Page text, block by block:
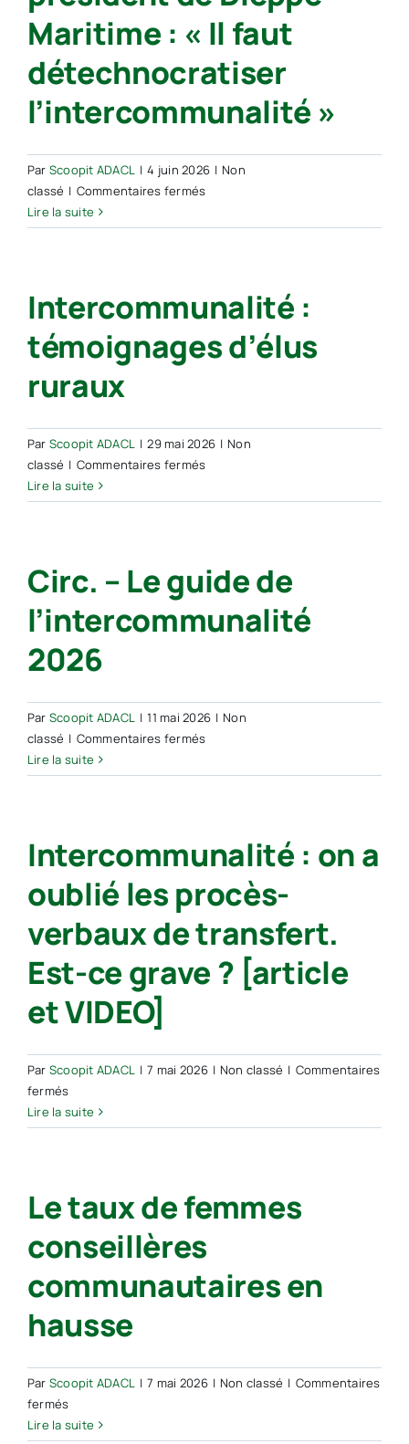
de
territoire
Maritime : « Il faut
détechnocratiser
l’intercommunalité »
Par Scoopit ADACL | 4 juin 2026 | Non
classé | Commentaires ferméssur
avec
président
de
Dieppe-
Maritime
faut
détechnocratiser
»
Lire la suite
Intercommunalité :
témoignages d’élus
ruraux
Par Scoopit ADACL | 29 mai 2026 | Non
classé | Commentaires ferméssur
:
ruraux
Lire la suite
Circ. – Le guide de
l’intercommunalité
2026
Par Scoopit ADACL | 11 mai 2026 | Non
classé | Commentaires ferméssur
–
l’intercommunalité
2026
Lire la suite
Intercommunalité : on a
oublié les procès-
verbaux de transfert.
Est-ce grave ? [article
et VIDEO]
Par Scoopit ADACL | 7 mai 2026 | Non classé | Commentaires
ferméssur
Intercommunalité
:
oublié
les
procès-
verbaux
de
transfert.
Est-
ce
?
[article
et
Lire la suite
Le taux de femmes
conseillères
communautaires en
hausse
Par Scoopit ADACL | 7 mai 2026 | Non classé | Commentaires
ferméssur
Le
Lire la suite